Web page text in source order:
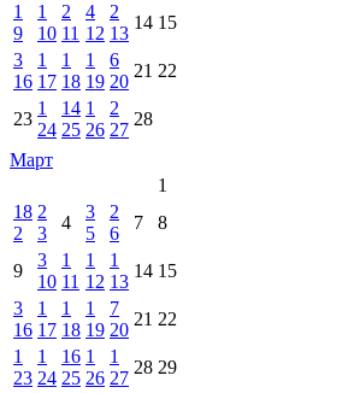
1
9
1
10
2
11
4
12
2
13
14 15
3
16
1
17
1
18
1
19
6
20
21 22
23
1
24
14
25
1
26
2
27
28
Март
1
18
2
2
3
4
3
5
2
6
7 8
9
3
10
1
11
1
12
1
13
14 15
3
16
1
17
1
18
1
19
7
20
21 22
1
23
1
24
16
25
1
26
1
27
28 29